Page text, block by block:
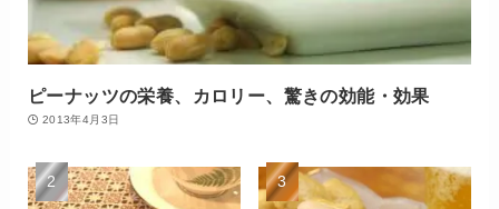
ピーナッツの栄養、カロリー、驚きの効能・効果
2013年4月3日